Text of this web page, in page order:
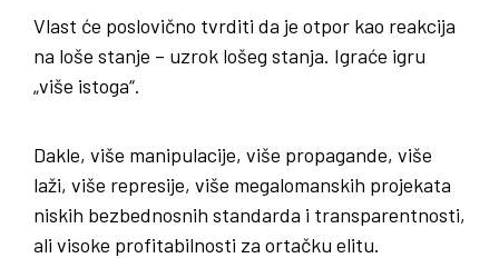
Vlast će poslovično tvrditi da je otpor kao reakcija
na loše stanje – uzrok lošeg stanja. Igraće igru
„više istoga“.
Dakle, više manipulacije, više propagande, više
laži, više represije, više megalomanskih projekata
niskih bezbednosnih standarda i transparentnosti,
ali visoke profitabilnosti za ortačku elitu.